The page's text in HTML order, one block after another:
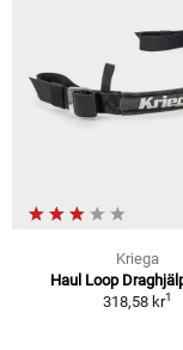
Kriega
Haul Loop
318,58 kr1